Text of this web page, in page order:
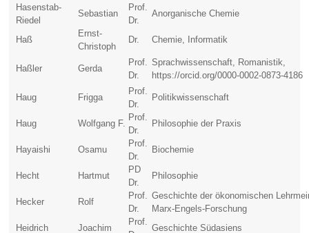
Hasenstab-
Riedel
Sebastian
Prof.
Dr.
Anorganische Chemie
Haß
Ernst-
Christoph
Dr. Chemie, Informatik
Haßler Gerda
Prof.
Dr.
Sprachwissenschaft, Romanistik,
https://orcid.org/0000-0002-0873-4186
Haug Frigga
Prof.
Dr.
Politikwissenschaft
Haug Wolfgang F.
Prof.
Dr.
Philosophie der Praxis
Hayaishi Osamu
Prof.
Dr.
Biochemie
Hecht Hartmut
PD
Dr.
Philosophie
Hecker Rolf
Prof.
Dr.
Geschichte der ökonomischen
Marx-Engels-Forschung
Heidrich
Joachim
Prof.
Geschichte Südasiens